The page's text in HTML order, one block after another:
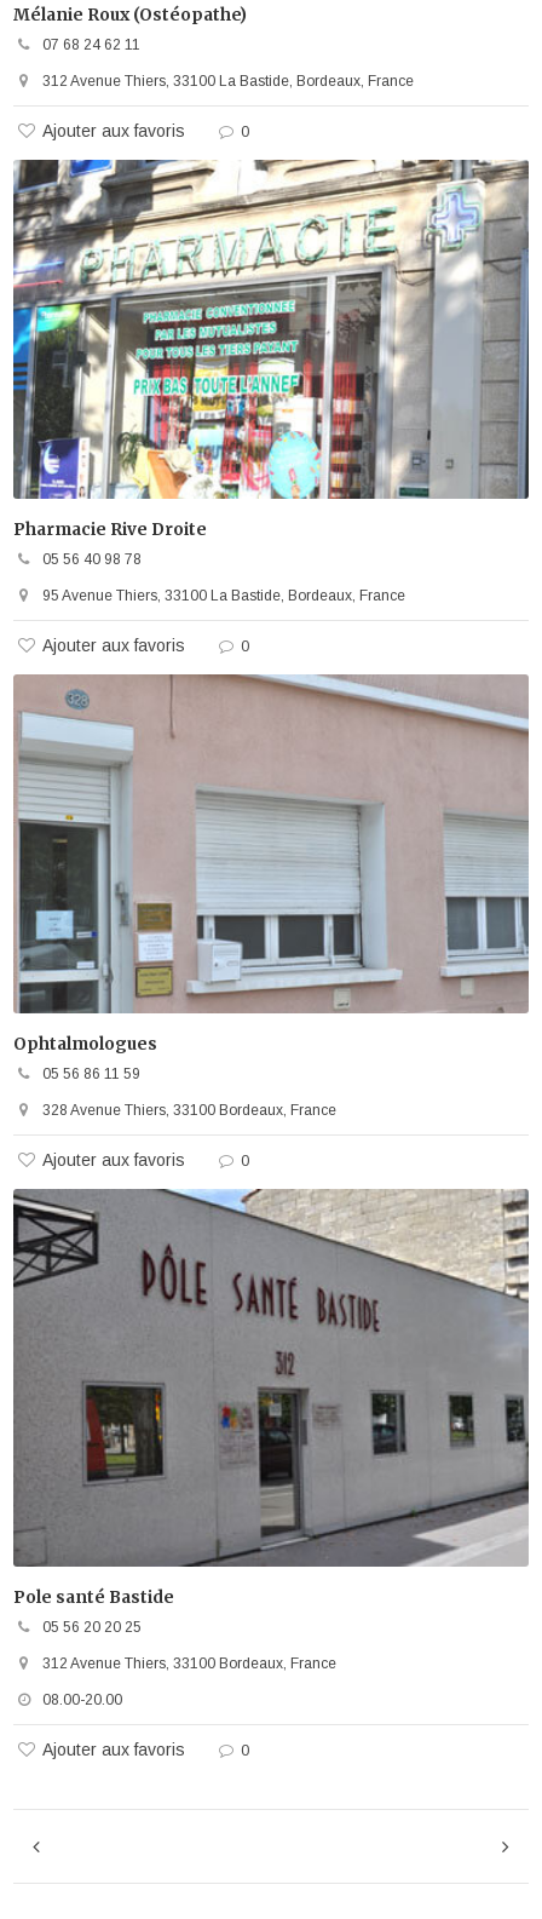
Mélanie Roux (Ostéopathe)
07 68 24 62 11
312 Avenue Thiers, 33100 La Bastide, Bordeaux, France
Ajouter aux favoris 0
Pharmacie Rive Droite
05 56 40 98 78
95 Avenue Thiers, 33100 La Bastide, Bordeaux, France
Ajouter aux favoris 0
Ophtalmologues
05 56 86 11 59
328 Avenue Thiers, 33100 Bordeaux, France
Ajouter aux favoris 0
Pole santé Bastide
05 56 20 20 25
312 Avenue Thiers, 33100 Bordeaux, France
08.00-20.00
Ajouter aux favoris 0